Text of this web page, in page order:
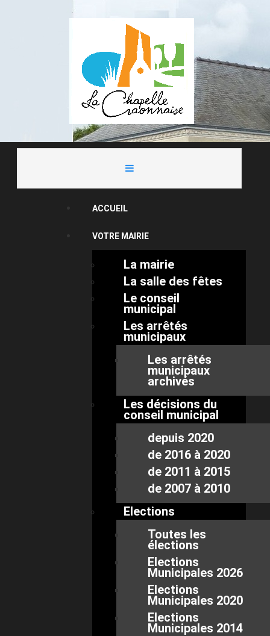
ACCUEIL
VOTRE MAIRIE
La mairie
La salle des fêtes
Le conseil
municipal
Les arrêtés
municipaux
Les arrêtés
municipaux
archivés
Les décisions du
conseil municipal
depuis 2020
de 2016 à 2020
de 2011 à 2015
de 2007 à 2010
Elections
Toutes les
élections
Elections
Municipales 2026
Elections
Municipales 2020
Elections
Municipales 2014